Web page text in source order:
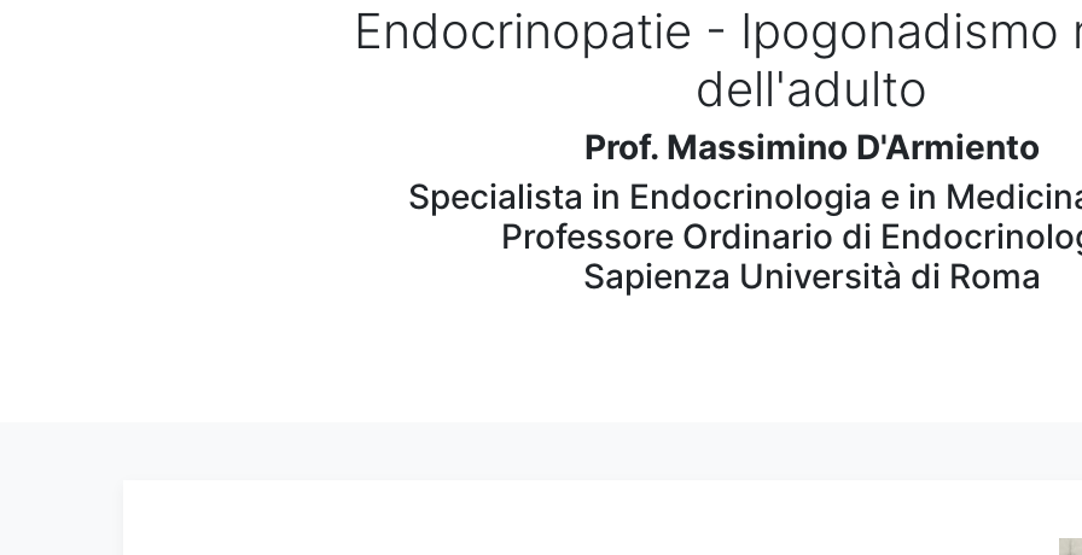
Endocrinopatie - Ipogonadismo
dell'adulto
Prof. Massimino D'Armiento
Specialista in Endocrinologia e in
Professore Ordinario di
Sapienza Università di Roma